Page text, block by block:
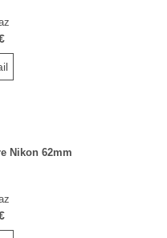
Nikon 62mm